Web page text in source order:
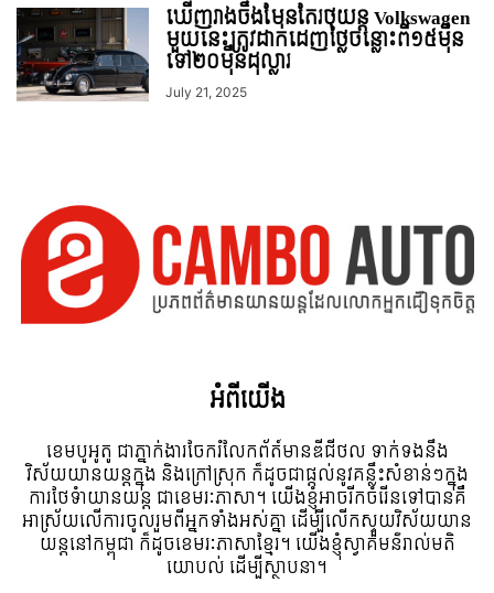
ឃើញរាងចឹងមែនតែរថយន្ដ Volkswagen
មួយនេះត្រូវ​ដាក់​ដេញថ្លៃ​ចន្លោះពី១៥មុឺន
ទៅ២០មុឺនដុល្លារ
July 21, 2025
អំពី​យើង
ខេមបូអូតូ ជាភ្នាក់ងារចែករំលែកព័ត៍មានឌីជីថល ទាក់ទងនឹង
វិស័យយានយន្តក្នុង និងក្រៅស្រុក ក៏ដូចជាផ្តល់នូវគន្លឹះសំខាន់ៗក្នុង
ការថែទំាយានយន្ត ជាខេមរៈភាសា។ យើងខ្ញុំអាចរីកចំរើនទៅបានគឺ
អាស្រ័យលើការចូលរួមពីអ្នកទាំងអស់គ្នា ដើម្បីលើកស្ទួយវិស័យយាន
យន្តនៅកម្ពុជា ក៏ដូចខេមរៈភាសាខ្មែរ។ យើងខ្ញុំស្វាគមន៌រាល់មតិ
យោបល់ ដើម្បីស្ថាបនា។